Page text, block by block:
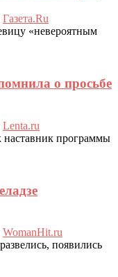
Газета.Ru
«невероятным
о просьбе
Lenta.ru
программы
WomanHit.ru
появились